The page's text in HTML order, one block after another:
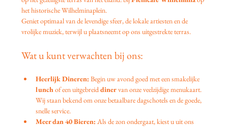
het historische Wilhelminaplein.
Geniet optimaal van de levendige sfeer, de lokale artiesten en de
vrolijke muziek, terwijl u plaatsneemt op ons uitgestrekte terras.
Wat u kunt verwachten bij ons:
Heerlijk Dineren: Begin uw avond goed met een smakelijke
lunch of een uitgebreid diner van onze veelzijdige menukaart.
Wij staan bekend om onze betaalbare dagschotels en de goede,
snelle service.
Meer dan 40 Bieren: Als de zon ondergaat, kiest u uit ons